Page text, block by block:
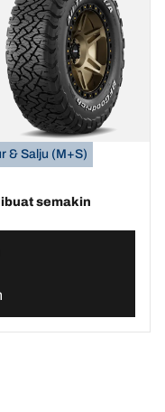
& Salju (M+S)
semakin